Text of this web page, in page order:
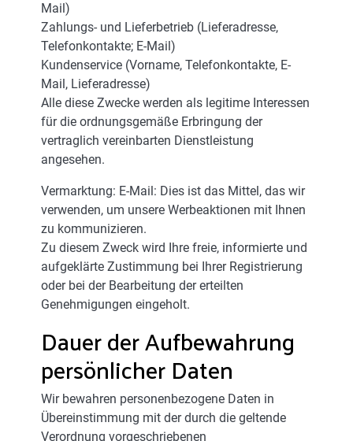
Mail)
Zahlungs- und Lieferbetrieb (Lieferadresse,
Telefonkontakte; E-Mail)
Kundenservice (Vorname, Telefonkontakte, E-
Mail, Lieferadresse)
Alle diese Zwecke werden als legitime Interessen
für die ordnungsgemäße Erbringung der
vertraglich vereinbarten Dienstleistung
angesehen.
Vermarktung: E-Mail: Dies ist das Mittel, das wir
verwenden, um unsere Werbeaktionen mit Ihnen
zu kommunizieren.
Zu diesem Zweck wird Ihre freie, informierte und
aufgeklärte Zustimmung bei Ihrer Registrierung
oder bei der Bearbeitung der erteilten
Genehmigungen eingeholt.
Dauer der Aufbewahrung
persönlicher Daten
Wir bewahren personenbezogene Daten in
Übereinstimmung mit der durch die geltende
Verordnung vorgeschriebenen